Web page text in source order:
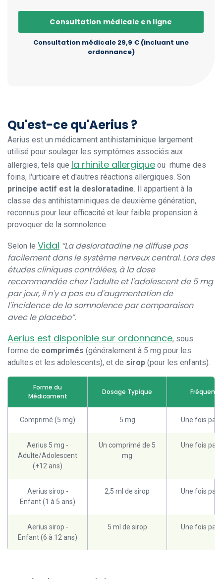
Consultation médicale en ligne
Consultation médicale 29,9 € (incluant une
ordonnance)
Qu'est-ce qu'Aerius ?
Aerius est un médicament antihistaminique largement
utilisé pour soulager les symptômes associés aux
allergies, tels que la rhinite allergique ou rhume des
foins, l'urticaire et d'autres réactions allergiques. Son
principe actif est la desloratadine. Il appartient à la
classe des antihistaminiques de deuxième génération,
reconnus pour leur efficacité et leur faible propension à
provoquer de la somnolence.
Selon le Vidal “La desloratadine ne diffuse pas
facilement dans le système nerveux central. Lors des
études cliniques contrôlées, à la dose
recommandée chez l'adulte et l'adolescent de 5 mg
par jour, il n'y a pas eu d'augmentation de
l'incidence de la somnolence par comparaison
avec le placebo”.
Aerius est disponible sur ordonnance, sous
forme de comprimés (généralement à 5 mg pour les
adultes et les adolescents), et de sirop (pour les enfants).
Forme du
Médicament
Dosage Typique Fréquence
Comprimé (5 mg) 5 mg Une fois par
Aerius 5 mg -
Adulte/Adolescent
(+12 ans)
Un comprimé de 5
mg
Une fois par
Aerius sirop -
Enfant (1 à 5 ans)
2,5 ml de sirop Une fois par
Aerius sirop -
Enfant (6 à 12 ans)
5 ml de sirop Une fois par